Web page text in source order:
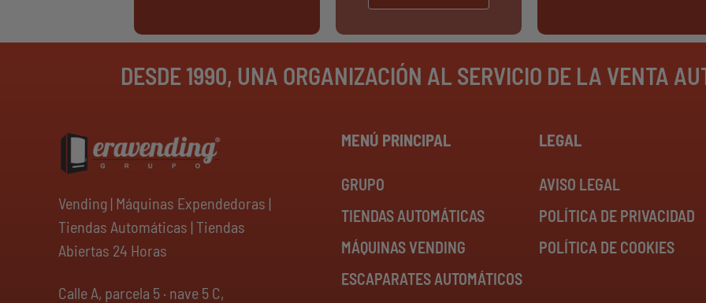
DESDE 1990, UNA ORGANIZACIÓN AL SERVICIO DE LA VENTA
Vending | Máquinas Expendedoras |
Tiendas Automáticas | Tiendas
Abiertas 24 Horas
Calle A, parcela 5 · nave 5 C,
MENÚ PRINCIPAL
GRUPO
TIENDAS AUTOMÁTICAS
MÁQUINAS VENDING
ESCAPARATES AUTOMÁTICOS
LEGAL
AVISO LEGAL
POLÍTICA DE PRIVACIDAD
POLÍTICA DE COOKIES